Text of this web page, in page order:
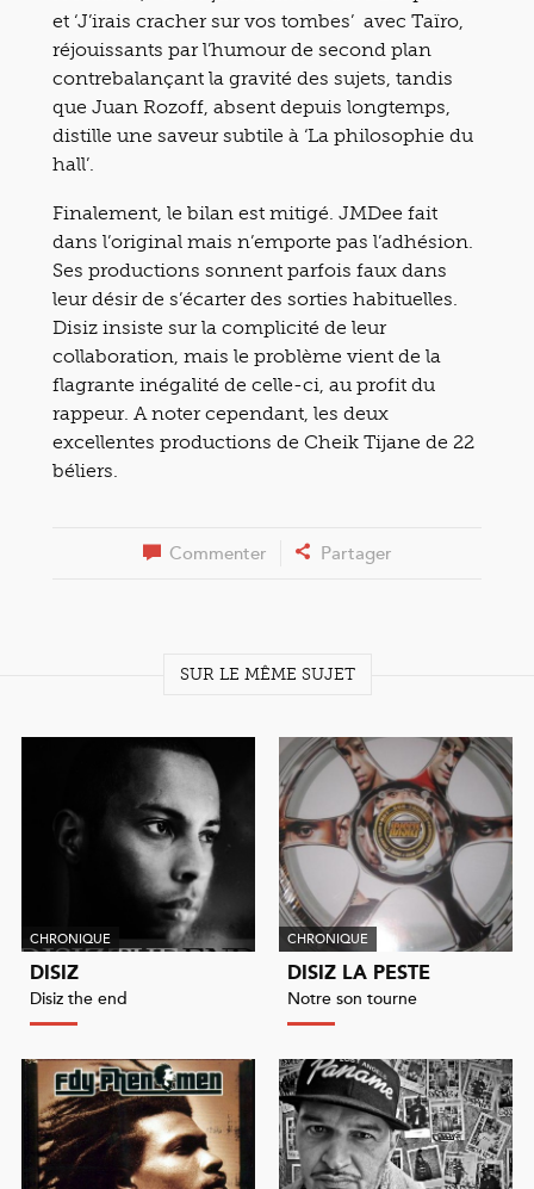
et ‘J’irais cracher sur vos tombes’ avec Taïro,
réjouissants par l’humour de second plan
contrebalançant la gravité des sujets, tandis
que Juan Rozoff, absent depuis longtemps,
distille une saveur subtile à ‘La philosophie du
hall’.
Finalement, le bilan est mitigé. JMDee fait
dans l’original mais n’emporte pas l’adhésion.
Ses productions sonnent parfois faux dans
leur désir de s’écarter des sorties habituelles.
Disiz insiste sur la complicité de leur
collaboration, mais le problème vient de la
flagrante inégalité de celle-ci, au profit du
rappeur. A noter cependant, les deux
excellentes productions de Cheik Tijane de 22
béliers.
Commenter Partager
SUR LE MÊME SUJET
CHRONIQUE
DISIZ
Disiz the end
CHRONIQUE
DISIZ LA PESTE
Notre son tourne